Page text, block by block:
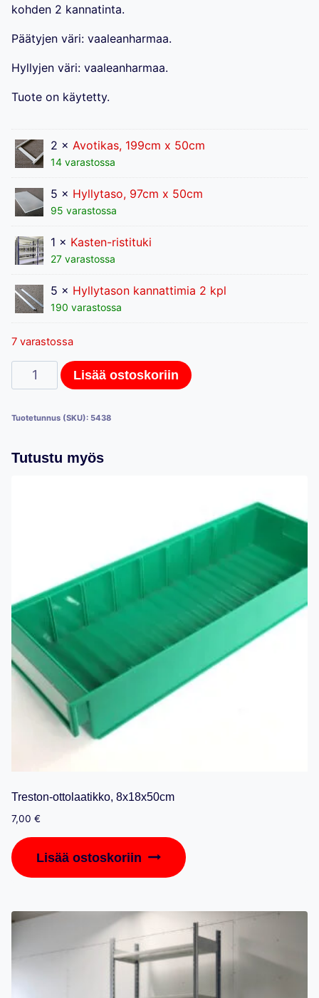
kohden 2 kannatinta.
Päätyjen väri: vaaleanharmaa.
Hyllyjen väri: vaaleanharmaa.
Tuote on käytetty.
2 × Avotikas, 199cm x 50cm
14 varastossa
5 × Hyllytaso, 97cm x 50cm
95 varastossa
1 × Kasten-ristituki
27 varastossa
5 × Hyllytason kannattimia 2 kpl
190 varastossa
7 varastossa
Kasten-
pientavarahyllystö,
50cm,
metrin
Lisää ostoskoriin
Tuotetunnus (SKU): 5438
Tutustu myös
Treston-ottolaatikko, 8x18x50cm
7,00 €
Lisää ostoskoriin